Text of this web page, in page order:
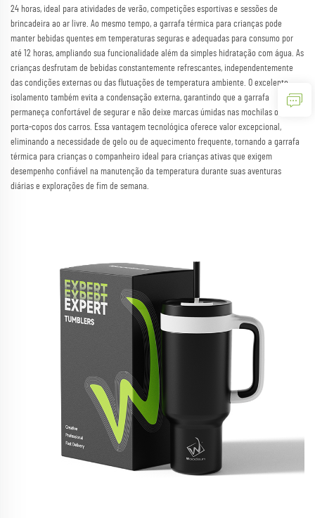
24 horas, ideal para atividades de verão, competições esportivas e sessões de
brincadeira ao ar livre. Ao mesmo tempo, a garrafa térmica para crianças pode
manter bebidas quentes em temperaturas seguras e adequadas para consumo por
até 12 horas, ampliando sua funcionalidade além da simples hidratação com água. As
crianças desfrutam de bebidas constantemente refrescantes, independentemente
das condições externas ou das flutuações de temperatura ambiente. O excelente
isolamento também evita a condensação externa, garantindo que a garrafa
permaneça confortável de segurar e não deixe marcas úmidas nas mochilas ou nos
porta-copos dos carros. Essa vantagem tecnológica oferece valor excepcional,
eliminando a necessidade de gelo ou de aquecimento frequente, tornando a garrafa
térmica para crianças o companheiro ideal para crianças ativas que exigem
desempenho confiável na manutenção da temperatura durante suas aventuras
diárias e explorações de fim de semana.